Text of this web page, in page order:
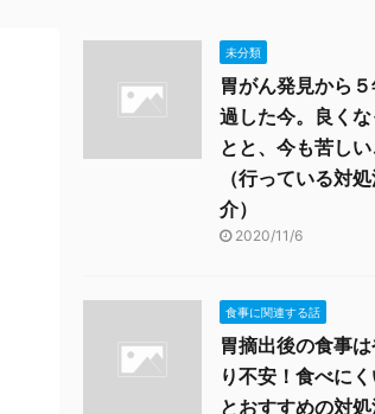
未分類
胃がん発見から
過した今。良くな
とと、今も苦しい
（行っている対
介）
2020/11/6
食事に関連する話
胃摘出後の食事
り不安！食べに
とおすすめの対